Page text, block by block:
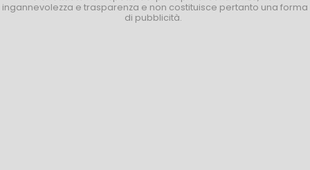
ingannevolezza e trasparenza e non costituisce pertanto una forma
di pubblicità.